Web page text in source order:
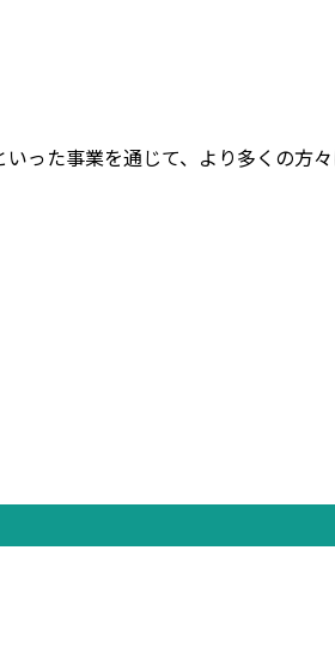
った事業を通じて、より多くの方